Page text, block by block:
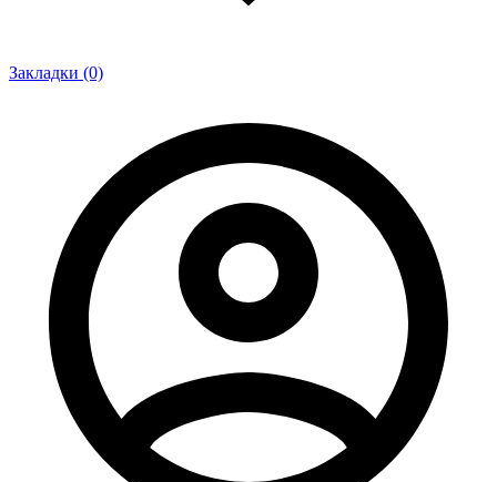
Закладки (0)